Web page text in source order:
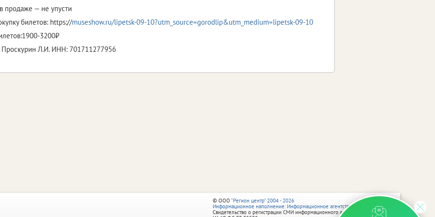
продаже — не упусти
билетов: https://museshow.ru/lipetsk-09-10?utm_source=gorodlip&utm_medium=lipetsk-09-10
3200₽
Л.И. ИНН: 701711277956
© ООО "Регион центр" 2004 - 2026
Информационное наполнение: Информационное агентство vRossii.ru
Свидетельство о регистрации СМИ информационного агентства vRossii.ru